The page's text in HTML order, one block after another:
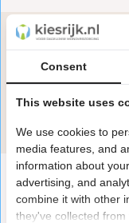
Heb je
Onze
in de
Consent
This website uses
We use cookies to
media features, and
information about
advertising, and
combine it with other
they've collected from